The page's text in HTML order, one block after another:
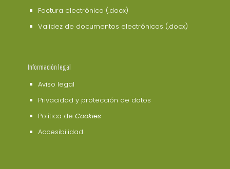
Factura electrónica (.docx)
Validez de documentos electrónicos (.docx)
Información legal
Aviso legal
Privacidad y protección de datos
Política de Cookies
Accesibilidad